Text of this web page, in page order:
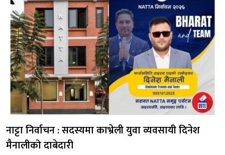
नाट्टा निर्वाचन : सदस्यमा काभ्रेली युवा व्यवसायी दिनेश
मैनालीको दाबेदारी